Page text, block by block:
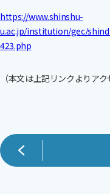
https://www.shinshu-
u.ac.jp/institution/gec/
423.php
（本文は上記リンクよりア